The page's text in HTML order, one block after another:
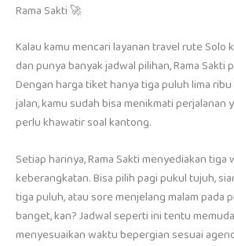
Rama Sakti 🚀
Kalau kamu mencari layanan travel rute Solo
dan punya banyak jadwal pilihan, Rama Sakti
Dengan harga tiket hanya tiga puluh lima
jalan, kamu sudah bisa menikmati perjalanan
perlu khawatir soal kantong.
Setiap harinya, Rama Sakti menyediakan tiga
keberangkatan. Bisa pilih pagi pukul tujuh,
tiga puluh, atau sore menjelang malam pada
banget, kan? Jadwal seperti ini tentu
menyesuaikan waktu bepergian sesuai